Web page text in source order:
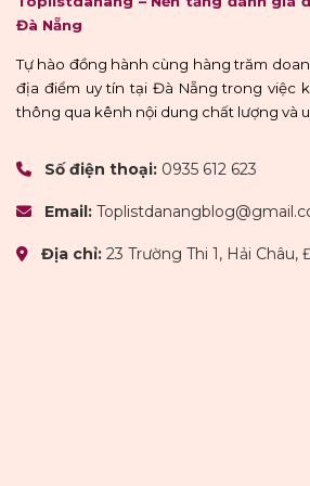
Đà Nẵng
Tự hào đồng hành cùng hàng trăm
địa điểm uy tín tại Đà Nẵng trong việc
thông qua kênh nội dung chất lượng và
Số điện thoại: 0935 612 623
Email:
Địa chỉ: 23 Trường Thi 1, Hải Châu,